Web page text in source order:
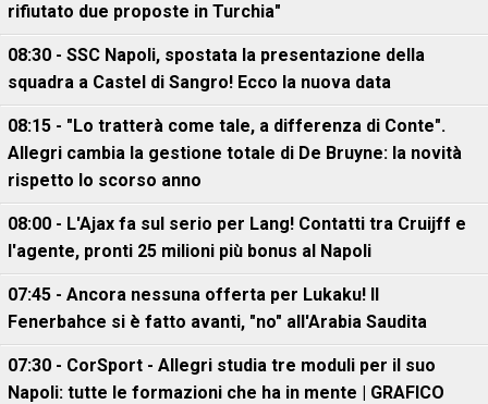
rifiutato due proposte in Turchia"
08:30 - SSC Napoli, spostata la presentazione della
squadra a Castel di Sangro! Ecco la nuova data
08:15 - "Lo tratterà come tale, a differenza di Conte".
Allegri cambia la gestione totale di De Bruyne: la novità
rispetto lo scorso anno
08:00 - L'Ajax fa sul serio per Lang! Contatti tra Cruijff e
l'agente, pronti 25 milioni più bonus al Napoli
07:45 - Ancora nessuna offerta per Lukaku! Il
Fenerbahce si è fatto avanti, "no" all'Arabia Saudita
07:30 - CorSport - Allegri studia tre moduli per il suo
Napoli: tutte le formazioni che ha in mente | GRAFICO